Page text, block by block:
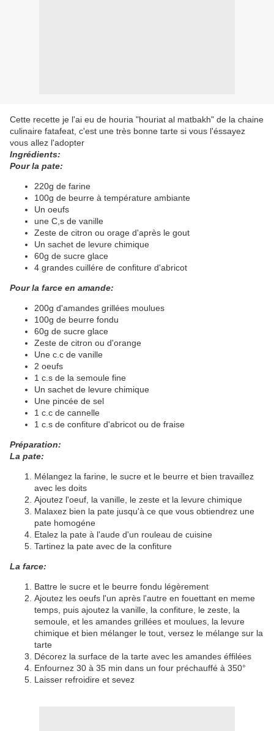
Cette recette je l'ai eu de houria "houriat al matbakh" de la chaine
culinaire fatafeat, c'est une très bonne tarte si vous l'éssayez
vous allez l'adopter
Ingrédients:
Pour la pate:
220g de farine
100g de beurre à température ambiante
Un oeufs
une C,s de vanille
Zeste de citron ou orage d'après le gout
Un sachet de levure chimique
60g de sucre glace
4 grandes cuillére de confiture d'abricot
Pour la farce en amande:
200g d'amandes grillées moulues
100g de beurre fondu
60g de sucre glace
Zeste de citron ou d'orange
Une c.c de vanille
2 oeufs
1 c.s de la semoule fine
Un sachet de levure chimique
Une pincée de sel
1 c.c de cannelle
1 c.s de confiture d'abricot ou de fraise
Préparation:
La pate:
Mélangez la farine, le sucre et le beurre et bien travaillez
avec les doits
Ajoutez l'oeuf, la vanille, le zeste et la levure chimique
Malaxez bien la pate jusqu'à ce que vous obtiendrez une
pate homogéne
Etalez la pate à l'aude d'un rouleau de cuisine
Tartinez la pate avec de la confiture
La farce:
Battre le sucre et le beurre fondu légèrement
Ajoutez les oeufs l'un après l'autre en fouettant en meme
temps, puis ajoutez la vanille, la confiture, le zeste, la
semoule, et les amandes grillées et moulues, la levure
chimique et bien mélanger le tout, versez le mélange sur la
tarte
Décorez la surface de la tarte avec les amandes éffilées
Enfournez 30 à 35 min dans un four préchauffé à 350°
Laisser refroidire et sevez